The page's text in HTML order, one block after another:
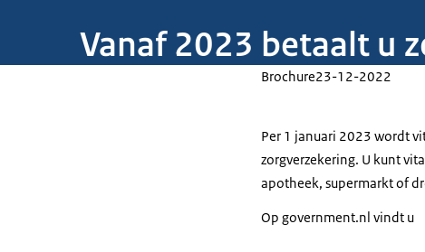
Vanaf 2023 betaalt u
Brochure23-12-2022
Per 1 januari 2023 wordt
zorgverzekering. U kunt
apotheek, supermarkt of
Op government.nl vindt u